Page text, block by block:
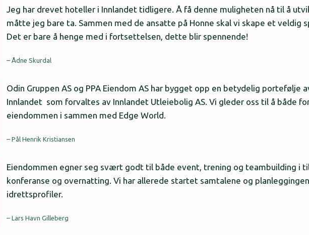
Jeg har drevet hoteller i Innlandet tidligere. Å få denne muligheten nå til å
måtte jeg bare ta. Sammen med de ansatte på Honne skal vi skape et veldig
Det er bare å henge med i fortsettelsen, dette blir spennende!
– Ådne Skurdal
Odin Gruppen AS og PPA Eiendom AS har bygget opp en betydelig portefølje
Innlandet som forvaltes av Innlandet Utleiebolig AS. Vi gleder oss til å både
eiendommen i sammen med Edge World.
– Pål Henrik Kristiansen
Eiendommen egner seg svært godt til både event, trening og teambuilding i
konferanse og overnatting. Vi har allerede startet samtalene og
idrettsprofiler.
– Lars Havn Gilleberg